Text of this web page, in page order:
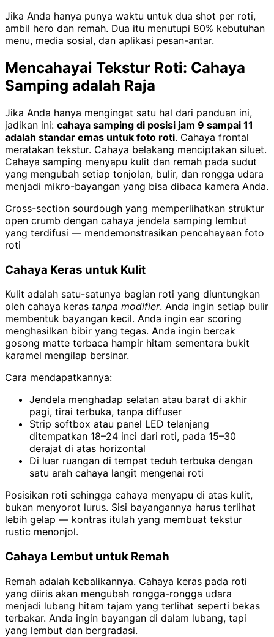
Jika Anda hanya punya waktu untuk dua shot per roti,
ambil hero dan remah. Dua itu menutupi 80% kebutuhan
menu, media sosial, dan aplikasi pesan-antar.
Mencahayai Tekstur Roti: Cahaya
Samping adalah Raja
Jika Anda hanya mengingat satu hal dari panduan ini,
jadikan ini: cahaya samping di posisi jam 9 sampai 11
adalah standar emas untuk foto roti. Cahaya frontal
meratakan tekstur. Cahaya belakang menciptakan siluet.
Cahaya samping menyapu kulit dan remah pada sudut
yang mengubah setiap tonjolan, bulir, dan rongga udara
menjadi mikro-bayangan yang bisa dibaca kamera Anda.
Cross-section sourdough yang memperlihatkan struktur
open crumb dengan cahaya jendela samping lembut
yang terdifusi — mendemonstrasikan pencahayaan foto
roti
Cahaya Keras untuk Kulit
Kulit adalah satu-satunya bagian roti yang diuntungkan
oleh cahaya keras tanpa modifier. Anda ingin setiap bulir
membentuk bayangan kecil. Anda ingin ear scoring
menghasilkan bibir yang tegas. Anda ingin bercak
gosong matte terbaca hampir hitam sementara bukit
karamel mengilap bersinar.
Cara mendapatkannya:
Jendela menghadap selatan atau barat di akhir
pagi, tirai terbuka, tanpa diffuser
Strip softbox atau panel LED telanjang
ditempatkan 18–24 inci dari roti, pada 15–30
derajat di atas horizontal
Di luar ruangan di tempat teduh terbuka dengan
satu arah cahaya langit mengenai roti
Posisikan roti sehingga cahaya menyapu di atas kulit,
bukan menyorot lurus. Sisi bayangannya harus terlihat
lebih gelap — kontras itulah yang membuat tekstur
rustic menonjol.
Cahaya Lembut untuk Remah
Remah adalah kebalikannya. Cahaya keras pada roti
yang diiris akan mengubah rongga-rongga udara
menjadi lubang hitam tajam yang terlihat seperti bekas
terbakar. Anda ingin bayangan di dalam lubang, tapi
yang lembut dan bergradasi.